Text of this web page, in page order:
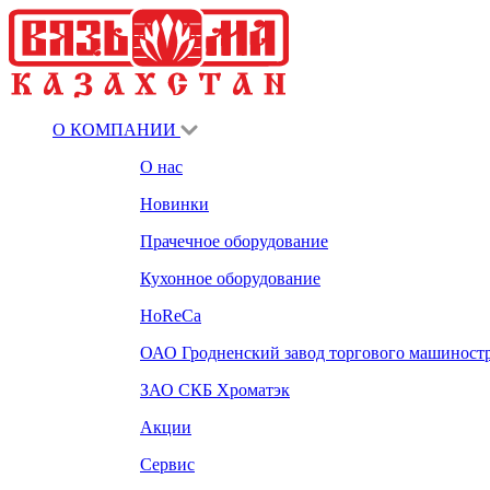
О КОМПАНИИ
О нас
Новинки
Прачечное оборудование
Кухонное оборудование
HoReCa
ОАО Гродненский завод торгового
ЗАО СКБ Хроматэк
Акции
Сервис